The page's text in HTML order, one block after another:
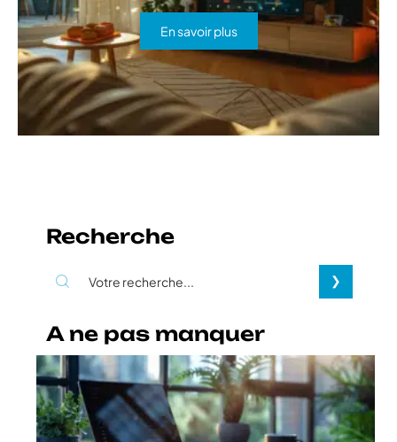
En savoir plus
Recherche
A ne pas manquer